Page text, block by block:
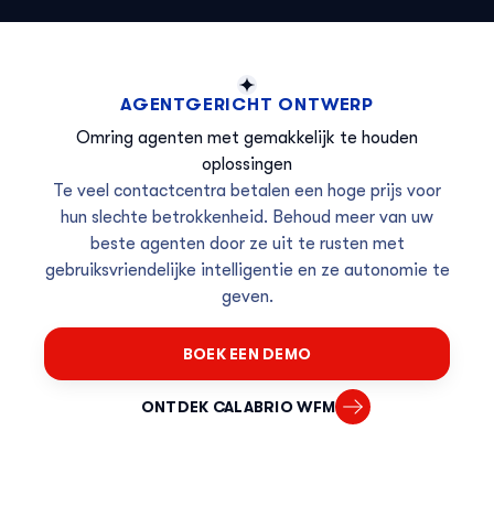
AGENTGERICHT ONTWERP
Omring agenten met gemakkelijk te houden
oplossingen
Te veel contactcentra betalen een hoge prijs voor
hun slechte betrokkenheid. Behoud meer van uw
beste agenten door ze uit te rusten met
gebruiksvriendelijke intelligentie en ze autonomie te
geven.
BOEK EEN DEMO
ONTDEK CALABRIO WFM